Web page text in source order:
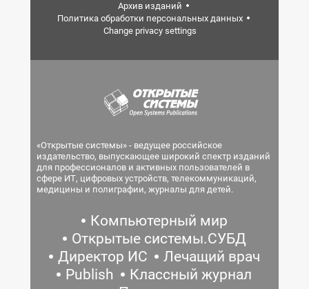
Архив изданий
Политика обработки персональных данных
Change privacy settings
«Открытые системы» - ведущее российское
издательство, выпускающее широкий спектр изданий
для профессионалов и активных пользователей в
сфере ИТ, цифровых устройств, телекоммуникаций,
медицины и полиграфии, журналы для детей.
Компьютерный мир
Открытые системы.СУБД
Директор ИС
Лечащий врач
Publish
Классный журнал